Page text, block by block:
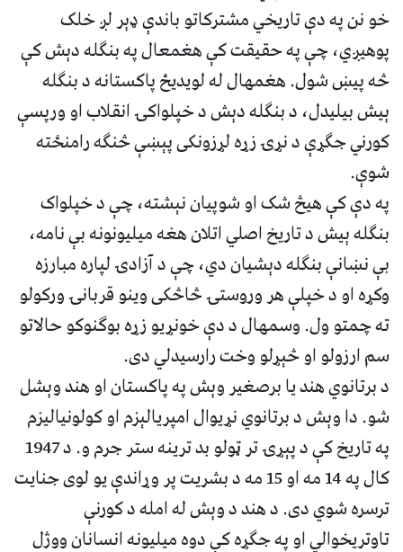
خو نن په دې تاریخي مشترکاتو باندې ډېر لږ خلک
پوهیږي، چې په حقیقت کې هغمعال په بنګله دېش کې
څه پیښ شول. هغمهال له لویدیځ پاکستانه د بنګله
ېیش بیلیدل، د بنګله دېش د خپلواکۍ انقلاب او ورپسې
کورني جګړې د نړۍ زړه لړزونکی پېښې څنګه رامنځته
شوې.
په دې کې هیڅ شک او شوپیان نېشته، چې د خپلواک
بنګله ېیش د تاریخ اصلي اتلان هغه میلیونونه بې نامه،
بې نښانې بنګله دېشيان دي، چې د آزادۍ لپاره مبارزه
وکړه او د خپلې هر وروستۍ څاڅکی وینو قربانۍ ورکولو
ته چمتو ول. وسمهال د دې خونړیو زړه بوګنوکو حالاتو
سم ارزولو او څېړلو وخت رارسیدلي دی.
د برتانوي هند یا برصغیر وېش په پاکستان او هند وېشل
شو. دا وېش د برتانوي نړیوال امپریالېزم او کولونیالیزم
په تاریخ کې د پېړۍ تر ټولو بد ترینه ستر جرم و. د 1947
کال په 14 مه او 15 مه د بشریت پر وړاندې یو لوی جنایت
ترسره شوي دی. د هند د وېش له امله د کورنې
تاوتریخوالي او په جګړه کې دوه میلیونه انسانان ووژل